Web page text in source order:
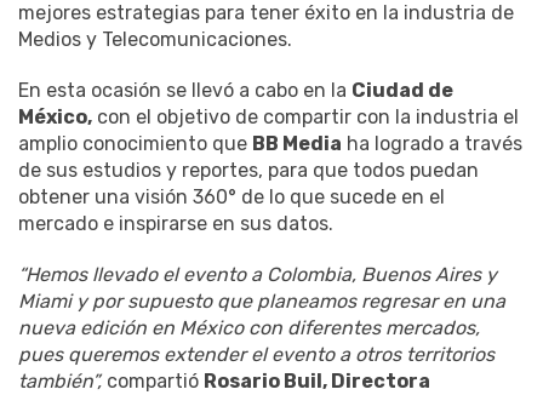
mejores estrategias para tener éxito en la industria de
Medios y Telecomunicaciones.
En esta ocasión se llevó a cabo en la Ciudad de
México, con el objetivo de compartir con la industria el
amplio conocimiento que BB Media ha logrado a través
de sus estudios y reportes, para que todos puedan
obtener una visión 360° de lo que sucede en el
mercado e inspirarse en sus datos.
“Hemos llevado el evento a Colombia, Buenos Aires y
Miami y por supuesto que planeamos regresar en una
nueva edición en México con diferentes mercados,
pues queremos extender el evento a otros territorios
también”, compartió Rosario Buil, Directora